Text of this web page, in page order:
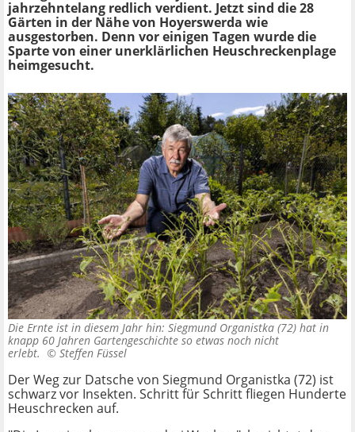
jahrzehntelang redlich verdient. Jetzt sind die 28
Gärten in der Nähe von Hoyerswerda wie
ausgestorben. Denn vor einigen Tagen wurde die
Sparte von einer unerklärlichen Heuschreckenplage
heimgesucht.
Die Ernte ist in diesem Jahr hin: Siegmund Organistka (72) hat in
knapp 60 Jahren Gartengeschichte so etwas noch nicht
erlebt. © Steffen Füssel
Der Weg zur Datsche von Siegmund Organistka (72) ist
schwarz vor Insekten. Schritt für Schritt fliegen Hunderte
Heuschrecken auf.